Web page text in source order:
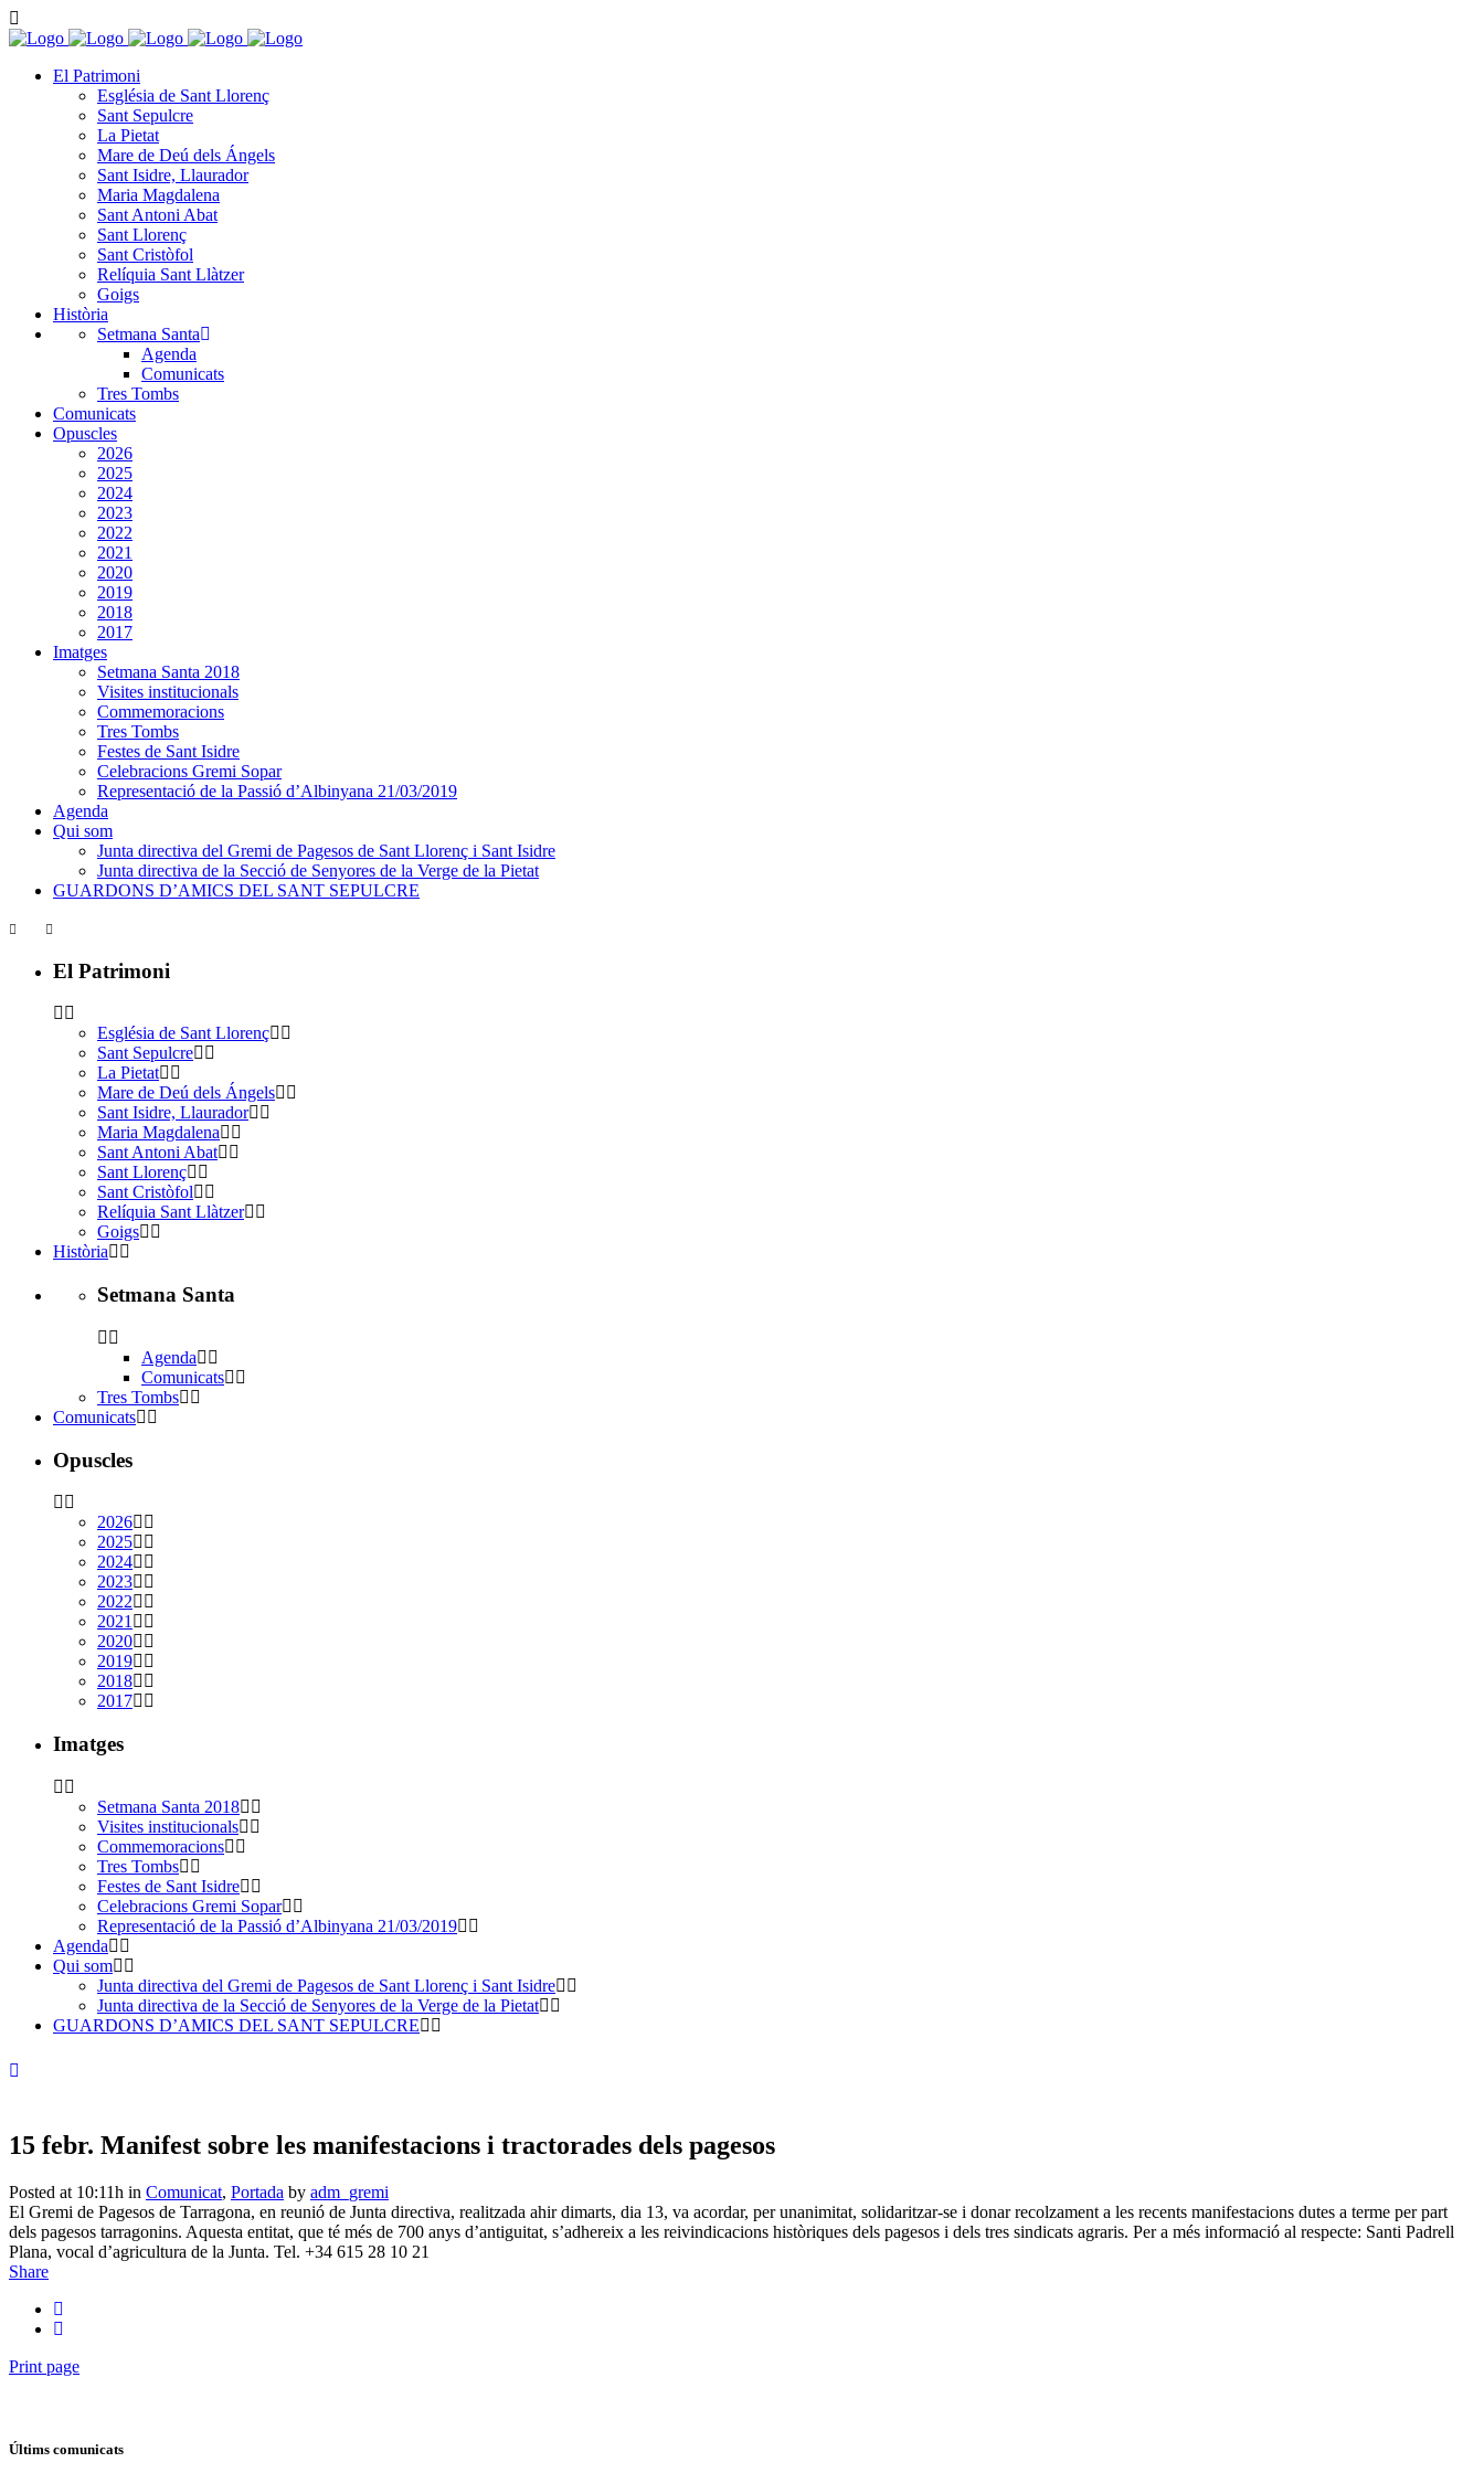
El Patrimoni
Església de Sant Llorenç
Sant Sepulcre
La Pietat
Mare de Deú dels Ángels
Sant Isidre, Llaurador
Maria Magdalena
Sant Antoni Abat
Sant Llorenç
Sant Cristòfol
Relíquia Sant Llàtzer
Goigs
Història
Setmana Santa
Agenda
Comunicats
Tres Tombs
Comunicats
Opuscles
2026
2025
2024
2023
2022
2021
2020
2019
2018
2017
Imatges
Setmana Santa 2018
Visites institucionals
Commemoracions
Tres Tombs
Festes de Sant Isidre
Celebracions Gremi Sopar
Representació de la Passió d’Albinyana 21/03/2019
Agenda
Qui som
Junta directiva del Gremi de Pagesos de Sant Llorenç i Sant Isidre
Junta directiva de la Secció de Senyores de la Verge de la Pietat
GUARDONS D’AMICS DEL SANT SEPULCRE
El Patrimoni
Església de Sant Llorenç
Sant Sepulcre
La Pietat
Mare de Deú dels Ángels
Sant Isidre, Llaurador
Maria Magdalena
Sant Antoni Abat
Sant Llorenç
Sant Cristòfol
Relíquia Sant Llàtzer
Goigs
Història
Setmana Santa
Agenda
Comunicats
Tres Tombs
Comunicats
Opuscles
2026
2025
2024
2023
2022
2021
2020
2019
2018
2017
Imatges
Setmana Santa 2018
Visites institucionals
Commemoracions
Tres Tombs
Festes de Sant Isidre
Celebracions Gremi Sopar
Representació de la Passió d’Albinyana 21/03/2019
Agenda
Qui som
Junta directiva del Gremi de Pagesos de Sant Llorenç i Sant Isidre
Junta directiva de la Secció de Senyores de la Verge de la Pietat
GUARDONS D’AMICS DEL SANT SEPULCRE
15 febr. Manifest sobre les manifestacions i tractorades dels pagesos
Posted at 10:11h in Comunicat, Portada by adm_gremi
El Gremi de Pagesos de Tarragona, en reunió de Junta directiva, realitzada ahir dimarts, dia 13, va acordar, per unanimitat, solidaritzar-se i donar recolzament a les recents manifestacions dutes a terme per part
dels pagesos tarragonins. Aquesta entitat, que té més de 700 anys d’antiguitat, s’adhereix a les reivindicacions històriques dels pagesos i dels tres sindicats agraris. Per a més informació al respecte: Santi Padrell
Plana, vocal d’agricultura de la Junta. Tel. +34 615 28 10 21
Share
Print page
Últims comunicats